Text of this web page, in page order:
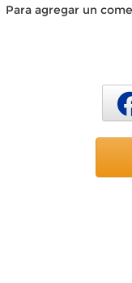
Para agregar un